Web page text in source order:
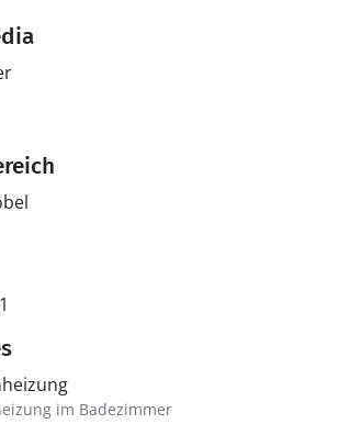
im Badezimmer